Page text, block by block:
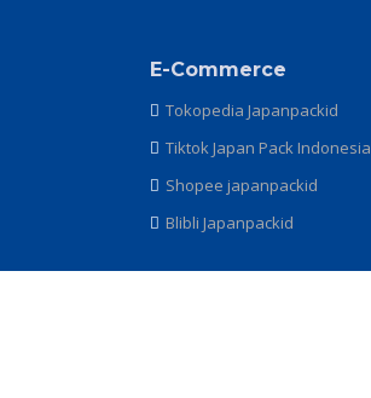
E-Commerce
Tokopedia Japanpackid
Tiktok Japan Pack Indonesia
Shopee japanpackid
Blibli Japanpackid